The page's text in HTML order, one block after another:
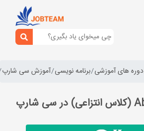
دوره های آموزشی برنامه نویسی آموزش سی شارپ